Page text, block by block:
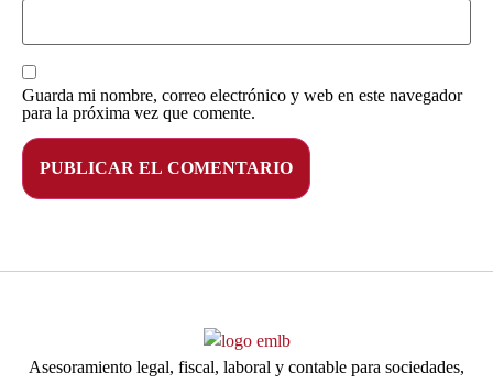
Guarda mi nombre, correo electrónico y web en este navegador
para la próxima vez que comente.
Asesoramiento legal, fiscal, laboral y contable para sociedades,